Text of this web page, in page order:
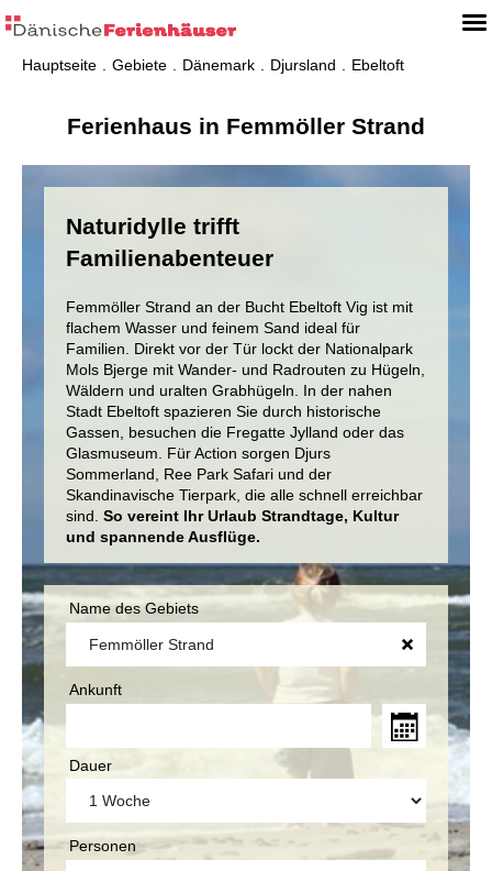
Hauptseite Gebiete Dänemark Djursland Ebeltoft
Ferienhaus in Femmöller Strand
Naturidylle trifft
Familienabenteuer
Femmöller Strand an der Bucht Ebeltoft Vig ist mit
flachem Wasser und feinem Sand ideal für
Familien. Direkt vor der Tür lockt der Nationalpark
Mols Bjerge mit Wander- und Radrouten zu Hügeln,
Wäldern und uralten Grabhügeln. In der nahen
Stadt Ebeltoft spazieren Sie durch historische
Gassen, besuchen die Fregatte Jylland oder das
Glasmuseum. Für Action sorgen Djurs
Sommerland, Ree Park Safari und der
Skandinavische Tierpark, die alle schnell erreichbar
sind. So vereint Ihr Urlaub Strandtage, Kultur
und spannende Ausflüge.
Name des Gebiets
Ankunft
Dauer
Personen